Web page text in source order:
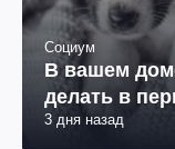
Социум
В вашем
делать в
3 дня назад